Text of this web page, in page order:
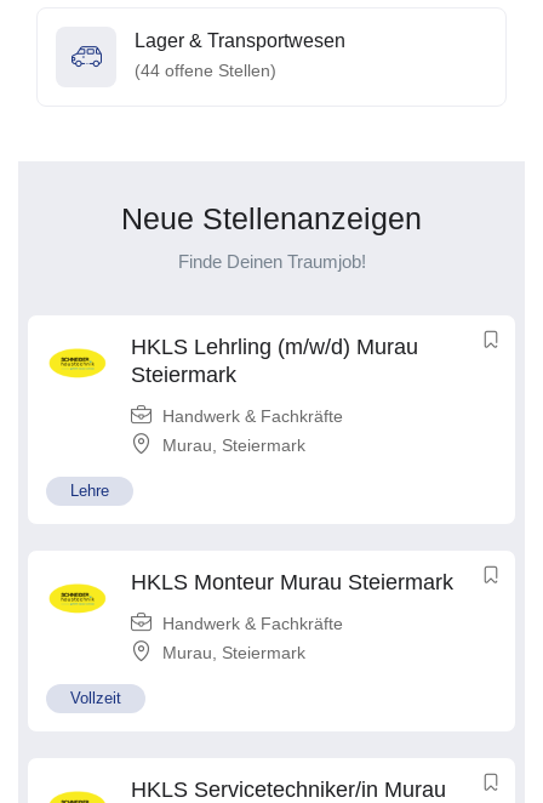
Lager & Transportwesen
(44 offene Stellen)
Neue Stellenanzeigen
Finde Deinen Traumjob!
HKLS Lehrling (m/w/d) Murau
Steiermark
Handwerk & Fachkräfte
Murau
Steiermark
Lehre
HKLS Monteur Murau Steiermark
Handwerk & Fachkräfte
Murau
Steiermark
Vollzeit
HKLS Servicetechniker/in Murau